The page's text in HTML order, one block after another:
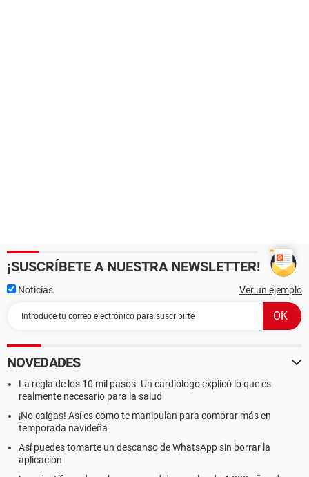
¡SUSCRÍBETE A NUESTRA NEWSLETTER!
Noticias Ver un ejemplo
NOVEDADES
La regla de los 10 mil pasos. Un cardiólogo explicó lo que es
realmente necesario para la salud
¡No caigas! Así es como te manipulan para comprar más en
temporada navideña
Así puedes tomarte un descanso de WhatsApp sin borrar la
aplicación